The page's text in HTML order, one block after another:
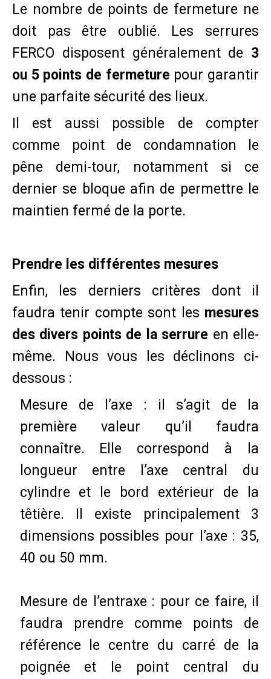
Le nombre de points de fermeture ne
doit pas être oublié. Les serrures
FERCO disposent généralement de 3
ou 5 points de fermeture pour garantir
une parfaite sécurité des lieux.
Il est aussi possible de compter
comme point de condamnation le
pêne demi-tour, notamment si ce
dernier se bloque afin de permettre le
maintien fermé de la porte.
Prendre les différentes mesures
Enfin, les derniers critères dont il
faudra tenir compte sont les mesures
des divers points de la serrure en elle-
même. Nous vous les déclinons ci-
dessous :
Mesure de l’axe : il s’agit de la
première valeur qu’il faudra
connaître. Elle correspond à la
longueur entre l’axe central du
cylindre et le bord extérieur de la
têtière. Il existe principalement 3
dimensions possibles pour l’axe : 35,
40 ou 50 mm.
Mesure de l’entraxe : pour ce faire, il
faudra prendre comme points de
référence le centre du carré de la
poignée et le point central du